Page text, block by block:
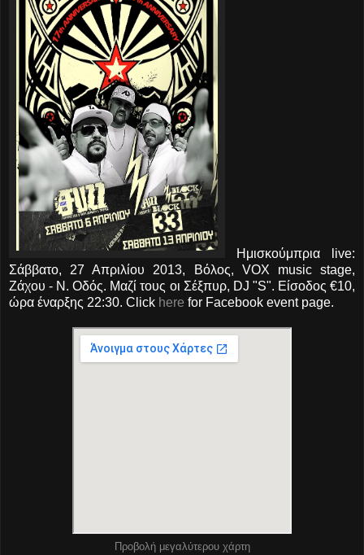
Ημισκούμπρια live:
Σάββατο, 27 Απριλίου 2013, Βόλος, VOX music stage,
Ζάχου - Ν. Οδός. Μαζί τους οι Σέξπυρ, DJ "S". Είσοδος €10,
ώρα έναρξης 22:30. Click here for Facebook event page.
Προβολή μεγαλύτερου χάρτη